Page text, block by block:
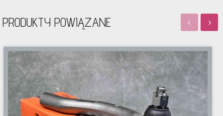
PRODUKTY POWIĄZANE